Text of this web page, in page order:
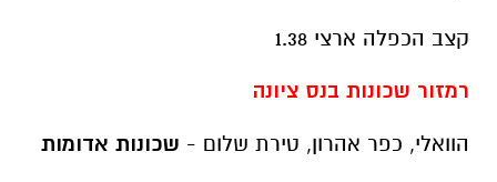
קצב הכפלה ארצי 1.38
רמזור שכונות בנס ציונה
הוואלי, כפר אהרון, טירת שלום - שכונות אדומות